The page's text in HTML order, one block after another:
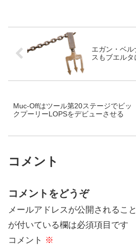
に、革新的
エガン・ベ
スもブエルタ
Muc-Offはツール第20ステージでビッ
クプーリーLOPSをデビューさせる
コメント
コメントをどうぞ
メールアドレスが公開されるこ
が付いている欄は必須項目です
コメント ※